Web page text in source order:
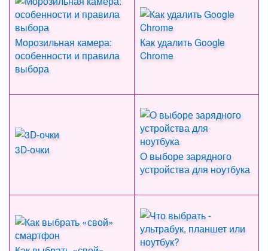
Морозильная камера:
особенности и правила
выбора
Как удалить Google
Chrome
3D-очки
О выборе зарядного
устройства для ноутбука